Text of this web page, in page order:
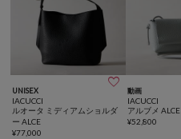
UNISEX 
IACUCCI
ルオータ ミディアムショルダ
ー ALCE
¥77,000
動画
IACUCCI
アルブメ ALCE
¥52,800